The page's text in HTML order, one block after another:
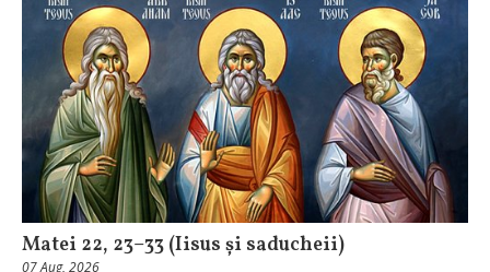
Matei 22, 23–33 (Iisus și saducheii)
07 Aug, 2026